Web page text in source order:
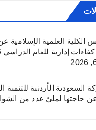
الكلية العلمية الإسلامية
إدارية للعام الدراسي 2026–2027
السعودية الأردنية للتنمية
حاجتها لملئ عدد من